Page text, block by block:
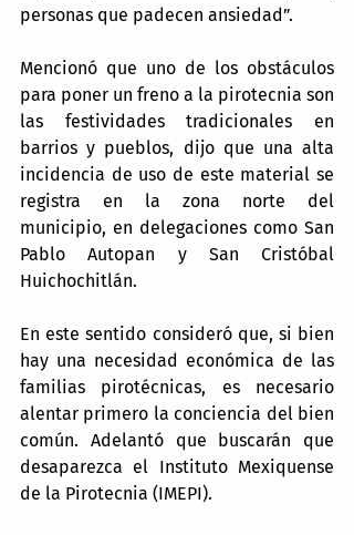
personas que padecen ansiedad”.
Mencionó que uno de los obstáculos
para poner un freno a la pirotecnia son
las festividades tradicionales en
barrios y pueblos, dijo que una alta
incidencia de uso de este material se
registra en la zona norte del
municipio, en delegaciones como San
Pablo Autopan y San Cristóbal
Huichochitlán.
En este sentido consideró que, si bien
hay una necesidad económica de las
familias pirotécnicas, es necesario
alentar primero la conciencia del bien
común. Adelantó que buscarán que
desaparezca el Instituto Mexiquense
de la Pirotecnia (IMEPI).